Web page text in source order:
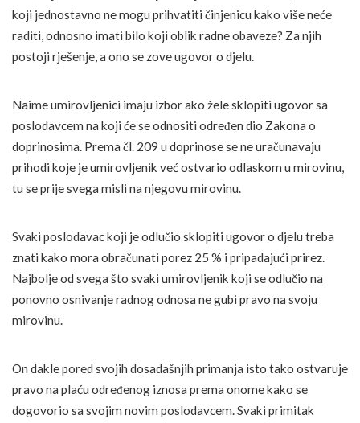
koji jednostavno ne mogu prihvatiti činjenicu kako više neće
raditi, odnosno imati bilo koji oblik radne obaveze? Za njih
postoji rješenje, a ono se zove ugovor o djelu.
Naime umirovljenici imaju izbor ako žele sklopiti ugovor sa
poslodavcem na koji će se odnositi određen dio Zakona o
doprinosima. Prema čl. 209 u doprinose se ne uračunavaju
prihodi koje je umirovljenik već ostvario odlaskom u mirovinu,
tu se prije svega misli na njegovu mirovinu.
Svaki poslodavac koji je odlučio sklopiti ugovor o djelu treba
znati kako mora obračunati porez 25 % i pripadajući prirez.
Najbolje od svega što svaki umirovljenik koji se odlučio na
ponovno osnivanje radnog odnosa ne gubi pravo na svoju
mirovinu.
On dakle pored svojih dosadašnjih primanja isto tako ostvaruje
pravo na plaću određenog iznosa prema onome kako se
dogovorio sa svojim novim poslodavcem. Svaki primitak